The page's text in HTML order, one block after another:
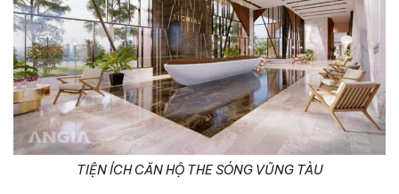
TIỆN ÍCH CĂN HỘ THE SÓNG VŨNG TÀU